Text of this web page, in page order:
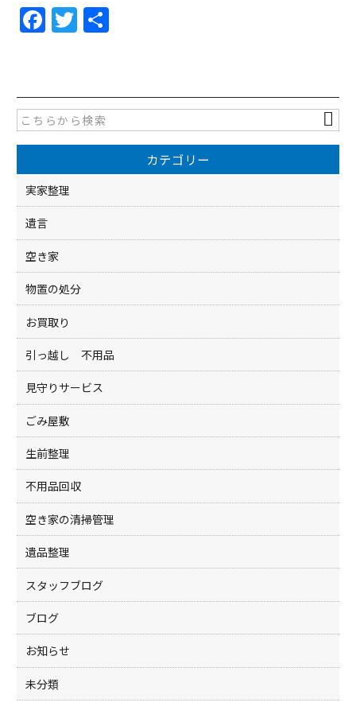
F
a
e
b
o
o
k
T
w
er
カテゴリー
実家整理
遺言
空き家
物置の処分
お買取り
引っ越し 不用品
見守りサービス
ごみ屋敷
生前整理
不用品回収
空き家の清掃管理
遺品整理
スタッフブログ
ブログ
お知らせ
未分類